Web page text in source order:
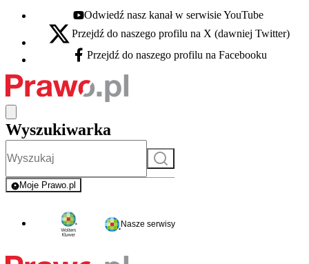
Youtube - otwiera się w nowej karcie
Odwiedź nasz kanał w serwisie YouTube
X - otwiera się w nowej karcie
Przejdź do naszego profilu na X (dawniej Twitter)
Facebook - otwiera się w nowej karcie
Przejdź do naszego profilu na Facebooku
Wyszukiwarka
Szukaj
Moje Prawo.pl
- rejestracja i logowanie do serwisu
Nasze serwisy